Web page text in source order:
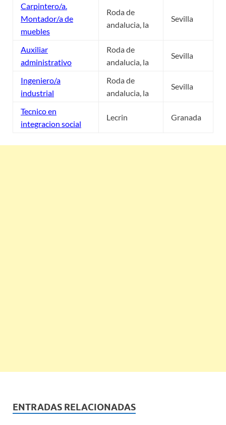
Carpintero/a.
Montador/a de
muebles
Roda de
andalucia, la
Sevilla
Auxiliar
administrativo
Roda de
andalucia, la
Sevilla
Ingeniero/a
industrial
Roda de
andalucia, la
Sevilla
Tecnico en
integracion social
Lecrin Granada
ENTRADAS RELACIONADAS